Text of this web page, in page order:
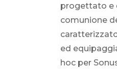
progettato e
comunione
ed
hoc per